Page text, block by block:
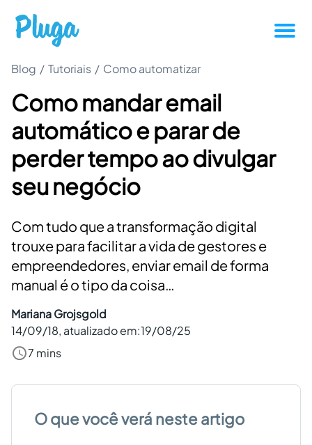
Tutoriais
Produtividade
Novidades da Pluga
Casos de sucesso
Outros
Entrar
Criar conta grátis
Blog / Tutoriais / Como automatizar
Como mandar email
automático e parar de
perder tempo ao divulgar
seu negócio
Com tudo que a transformação digital
trouxe para facilitar a vida de gestores e
empreendedores, enviar email de forma
manual é o tipo da coisa…
Mariana Grojsgold
14/09/18, atualizado em:19/08/25
7 mins
O que você verá neste artigo